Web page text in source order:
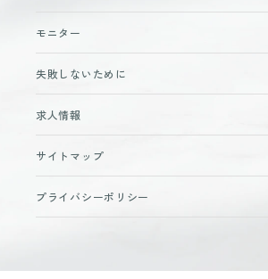
モニター
失敗しないために
求人情報
サイトマップ
プライバシーポリシー